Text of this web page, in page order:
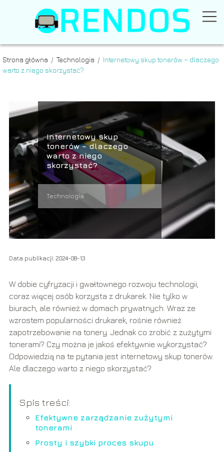
Strona główna / Technologia / Internetowy skup tonerów – dlaczego
warto z niego skorzystać?
Internetowy skup
tonerów – dlaczego
warto z niego
skorzystać?
Technologia
Data publikacji: 2024-08-13
W dobie cyfryzacji i gwałtownego rozwoju technologii,
coraz więcej osób korzysta z drukarek. Nie tylko w
biurach, ale również w domach prywatnych. Wraz ze
wzrostem popularności drukarek, rośnie również
zapotrzebowanie na tonery. Jednak co zrobić z zużytymi
tonerami? Czy można je jakoś efektywnie wykorzystać?
Odpowiedzią na te pytania jest internetowy skup tonerów.
Ale dlaczego warto z niego skorzystać?
Spis treści:
Efektywne zarządzanie zużytymi
tonerami
Prosty i szybki proces skupu